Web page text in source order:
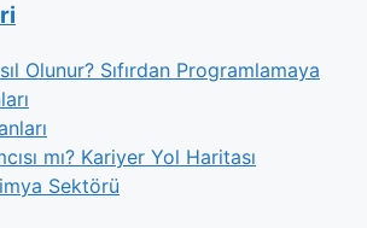
Olunur? Sıfırdan Programlamaya
mı? Kariyer Yol Haritası
Sektörü